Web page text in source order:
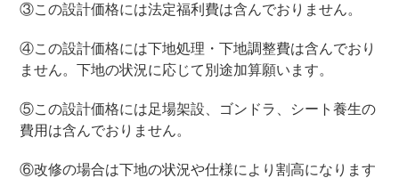
③この設計価格には法定福利費は含んでおりません。
④この設計価格には下地処理・下地調整費は含んでおり
ません。下地の状況に応じて別途加算願います。
⑤この設計価格には足場架設、ゴンドラ、シート養生の
費用は含んでおりません。
⑥改修の場合は下地の状況や仕様により割高になります